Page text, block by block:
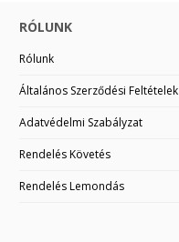
RÓLUNK
Rólunk
Általános Szerződési Feltételek
Adatvédelmi Szabályzat
Rendelés Követés
Rendelés Lemondás